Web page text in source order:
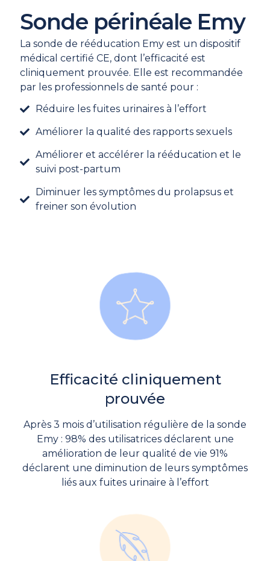
Sonde périnéale Emy
La sonde de rééducation Emy est un dispositif
médical certifié CE, dont l’efficacité est
cliniquement prouvée. Elle est recommandée
par les professionnels de santé pour :
Réduire les fuites urinaires à l’effort
Améliorer la qualité des rapports sexuels
Améliorer et accélérer la rééducation et le
suivi post-partum
Diminuer les symptômes du prolapsus et
freiner son évolution
Efficacité cliniquement
prouvée
Après 3 mois d’utilisation régulière de la sonde
Emy : 98% des utilisatrices déclarent une
amélioration de leur qualité de vie 91%
déclarent une diminution de leurs symptômes
liés aux fuites urinaire à l’effort